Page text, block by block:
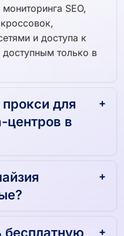
SEO,
и доступа к
только в
для
центров в
бесплатную